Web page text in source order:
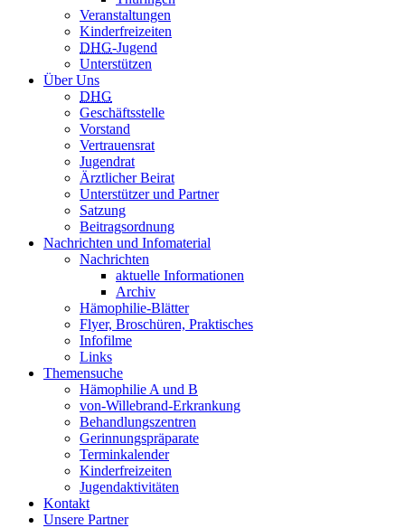
Veranstaltungen
Kinderfreizeiten
DHG-Jugend
Unterstützen
Über Uns
DHG
Geschäftsstelle
Vorstand
Vertrauensrat
Jugendrat
Ärztlicher Beirat
Unterstützer und Partner
Satzung
Beitragsordnung
Nachrichten und Infomaterial
Nachrichten
aktuelle Informationen
Archiv
Hämophilie-Blätter
Flyer, Broschüren, Praktisches
Infofilme
Links
Themensuche
Hämophilie A und B
von-Willebrand-Erkrankung
Behandlungszentren
Gerinnungspräparate
Terminkalender
Kinderfreizeiten
Jugendaktivitäten
Kontakt
Unsere Partner